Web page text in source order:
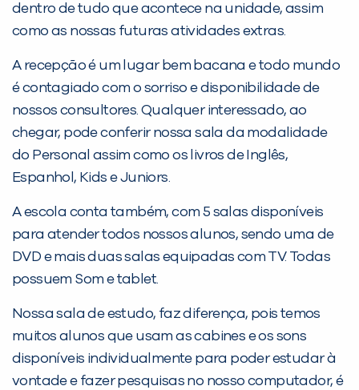
dentro de tudo que acontece na unidade, assim
como as nossas futuras atividades extras.
A recepção é um lugar bem bacana e todo mundo
é contagiado com o sorriso e disponibilidade de
nossos consultores. Qualquer interessado, ao
chegar, pode conferir nossa sala da modalidade
do Personal assim como os livros de Inglês,
Espanhol, Kids e Juniors.
A escola conta também, com 5 salas disponíveis
para atender todos nossos alunos, sendo uma de
DVD e mais duas salas equipadas com TV. Todas
possuem Som e tablet.
Nossa sala de estudo, faz diferença, pois temos
muitos alunos que usam as cabines e os sons
disponíveis individualmente para poder estudar à
vontade e fazer pesquisas no nosso computador, é
já vamos te colocar em contato
com a: